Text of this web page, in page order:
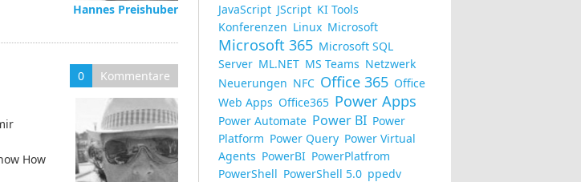
Hannes Preishuber
0 Kommentare
How
JavaScript JScript KI Tools
Konferenzen Linux Microsoft
Microsoft 365 Microsoft SQL
Server ML.NET MS Teams Netzwerk
Neuerungen NFC Office 365 Office
Web Apps Office365 Power Apps
Power Automate Power BI Power
Platform Power Query Power Virtual
Agents PowerBI PowerPlatfrom
PowerShell PowerShell 5.0 ppedv